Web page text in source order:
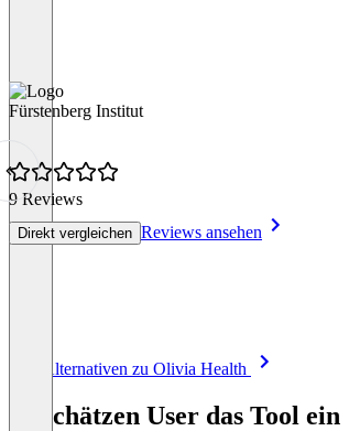
Fürstenberg Institut
9 Reviews
Direkt vergleichen Reviews ansehen
Alle Alternativen zu Olivia Health
So schätzen User das Tool ein